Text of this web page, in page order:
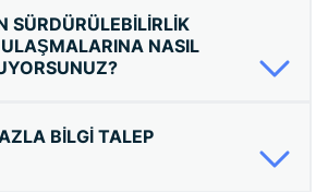
SÜRDÜRÜLEBILIRLIK
ULAŞMALARINA NASIL
BILGI TALEP